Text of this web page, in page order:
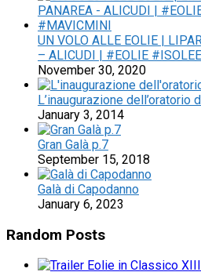
UN VOLO ALLE EOLIE |
– ALICUDI | #EOLIE
November 30, 2020
L’inaugurazione dell’oratorio
January 3, 2014
Gran Galà p.7
September 15, 2018
Galà di Capodanno
January 6, 2023
Random Posts